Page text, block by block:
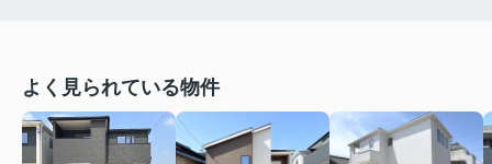
よく見られている物件